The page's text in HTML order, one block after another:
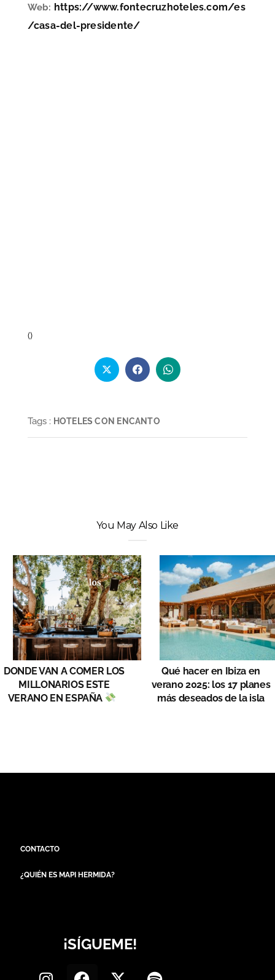
Web: https://www.fontecruzhoteles.com/es
/casa-del-presidente/
()
Tags : HOTELES CON ENCANTO
You May Also Like
DONDE VAN A COMER LOS
MILLONARIOS ESTE
VERANO EN ESPAÑA
Qué hacer en Ibiza en
verano 2025: los 17 planes
más deseados de la isla
CONTACTO
¿QUIÉN ES MAPI HERMIDA?
¡SÍGUEME!